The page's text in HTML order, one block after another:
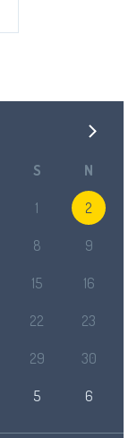
S N
1 2
8 9
15 16
22 23
29 30
5 6